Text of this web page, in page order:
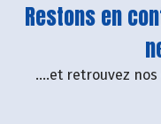
Restons en
....et retrouvez